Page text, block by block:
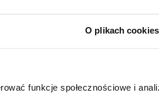
O plikach cookies
funkcje społecznościowe i